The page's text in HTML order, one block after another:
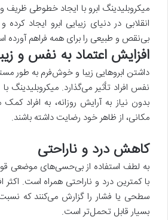
میکروبلیدینگ ابرو با ایجاد خطوطی ظریف
انقلابی در دنیای زیبایی ابرو ایجاد
بی‌نقص و طبیعی را برای همه فراهم آورده
افزایش اعتماد به نفس و
داشتن ابروهایی زیبا و خوش‌فرم به طور
نفس افراد تأثیر می‌گذارد. میکروبلیدینگ با
بدون نیاز به آرایش روزانه، به افراد
مکانی، از ظاهر خود رضایت داشته باشند.
کاهش درد و ناراحتی
به لطف استفاده از بی‌حسی‌های موضعی
با کمترین درد و ناراحتی همراه است.
سطحی یا فشار را گزارش می‌کنند که
بسیار قابل تحمل‌تر است.